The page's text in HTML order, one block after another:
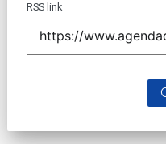
RSS link